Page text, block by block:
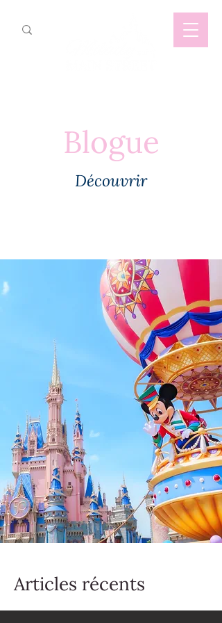
Blogue
Découvrir
Articles récents